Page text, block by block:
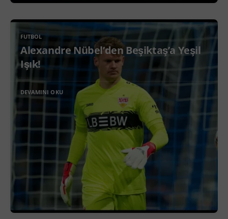
FUTBOL
Alexandre Nübel’den Beşiktaş’a Yeşil
Işık!
DEVAMINI OKU